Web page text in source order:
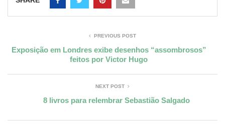
PREVIOUS POST
Exposição em Londres exibe desenhos “assombrosos”
feitos por Victor Hugo
NEXT POST
8 livros para relembrar Sebastião Salgado